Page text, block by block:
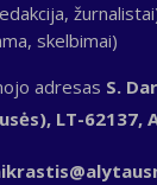
skelbimai)
adresas S.
LT-62137,